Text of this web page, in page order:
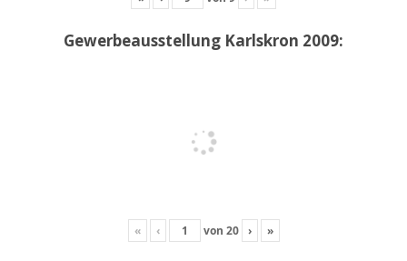
Gewerbeausstellung Karlskron 2009:
« ‹ von 20 › »